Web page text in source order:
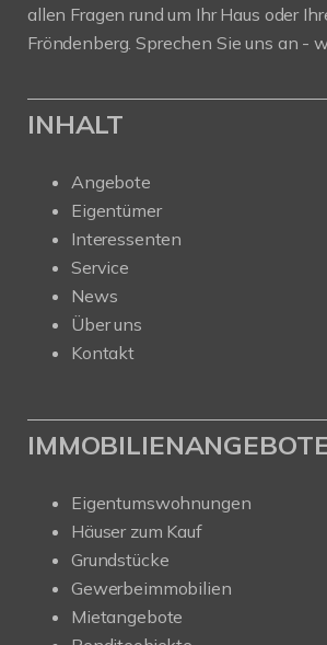
allen Fragen rund um Ihr Haus oder
Fröndenberg. Sprechen Sie uns an -
INHALT
Angebote
Eigentümer
Interessenten
Service
News
Über uns
Kontakt
Eigentumswohnungen
Häuser zum Kauf
Grundstücke
Gewerbeimmobilien
Mietangebote